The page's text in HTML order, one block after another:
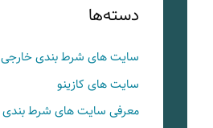
دسته‌ها
سایت های شرط بندی خارجی
سایت های کازینو
معرفی سایت های شرط بندی